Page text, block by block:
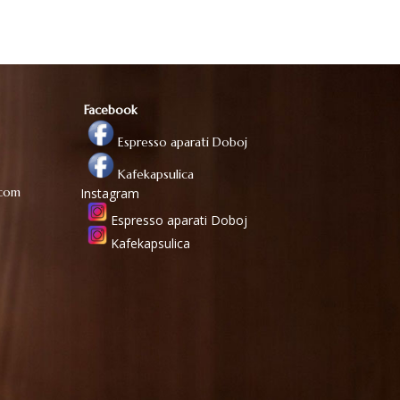
Facebook
Espresso aparati Doboj
Kafekapsulica
Instagram
Espresso aparati Doboj
Kafekapsulica